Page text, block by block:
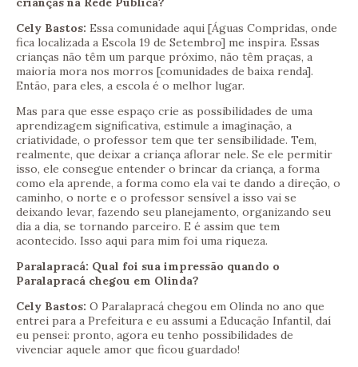
Cely Bastos: Essa comunidade aqui [Águas Compridas, onde
fica localizada a Escola 19 de Setembro] me inspira. Essas
crianças não têm um parque próximo, não têm praças, a
maioria mora nos morros [comunidades de baixa renda].
Então, para eles, a escola é o melhor lugar.
Mas para que esse espaço crie as possibilidades de uma
aprendizagem significativa, estimule a imaginação, a
criatividade, o professor tem que ter sensibilidade. Tem,
realmente, que deixar a criança aflorar nele. Se ele permitir
isso, ele consegue entender o brincar da criança, a forma
como ela aprende, a forma como ela vai te dando a direção, o
caminho, o norte e o professor sensível a isso vai se
deixando levar, fazendo seu planejamento, organizando seu
dia a dia, se tornando parceiro. E é assim que tem
acontecido. Isso aqui para mim foi uma riqueza.
Paralapracá: Qual foi sua impressão quando o
Paralapracá chegou em Olinda?
Cely Bastos: O Paralapracá chegou em Olinda no ano que
entrei para a Prefeitura e eu assumi a Educação Infantil, daí
eu pensei: pronto, agora eu tenho possibilidades de
vivenciar aquele amor que ficou guardado!